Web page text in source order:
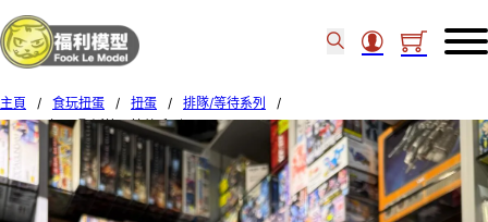
主頁 / 食玩扭蛋 / 扭蛋 / 排隊/等待系列
/
BANDAI扭蛋 聖誕節日等待系列 SET OF 5 (34)